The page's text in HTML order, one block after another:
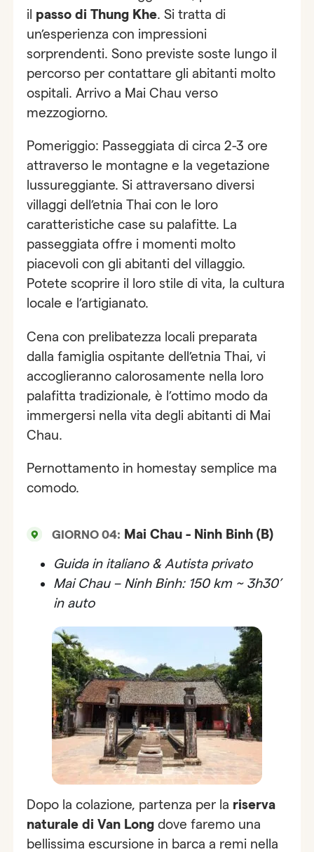
il passo di Thung Khe. Si tratta di
un’esperienza con impressioni
sorprendenti. Sono previste soste lungo il
percorso per contattare gli abitanti molto
ospitali. Arrivo a Mai Chau verso
mezzogiorno.
Pomeriggio: Passeggiata di circa 2-3 ore
attraverso le montagne e la vegetazione
lussureggiante. Si attraversano diversi
villaggi dell’etnia Thai con le loro
caratteristiche case su palafitte. La
passeggiata offre i momenti molto
piacevoli con gli abitanti del villaggio.
Potete scoprire il loro stile di vita, la cultura
locale e l’artigianato.
Cena con prelibatezza locali preparata
dalla famiglia ospitante dell’etnia Thai, vi
accoglieranno calorosamente nella loro
palafitta tradizionale, è l’ottimo modo da
immergersi nella vita degli abitanti di Mai
Chau.
Pernottamento in homestay semplice ma
comodo.
GIORNO 04: Mai Chau - Ninh Binh (B)
Guida in italiano & Autista privato
Mai Chau – Ninh Binh: 150 km ~ 3h30’
in auto
Dopo la colazione, partenza per la riserva
naturale di Van Longdove faremo una
bellissima escursione in barca a remi nella